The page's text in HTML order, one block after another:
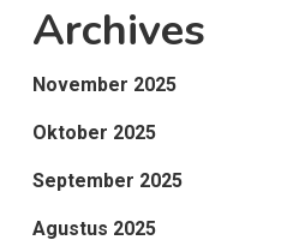
Archives
November 2025
Oktober 2025
September 2025
Agustus 2025